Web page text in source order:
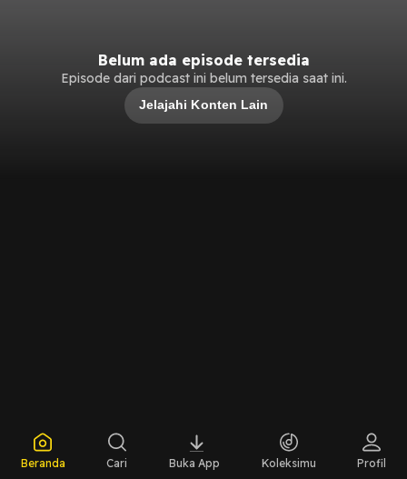
Belum ada episode tersedia
Episode dari podcast ini belum tersedia saat ini.
Jelajahi Konten Lain
Beranda Cari Buka App Koleksimu Profil